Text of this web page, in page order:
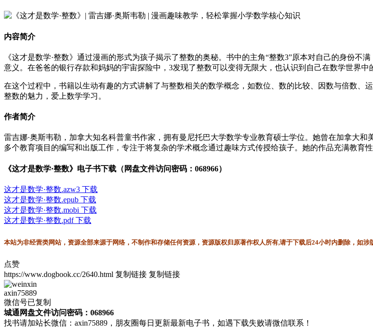
内容简介
《这才是数学·整数》通过漫画的形式为孩子揭示了整数的奥秘。书中的主角“整数3”原本对自己的身份
意义。在爸爸的银行存款和妈妈的宇宙探险中，3发现了整数可以变得无限大，也认识到自己在数学世界中
在这个过程中，书籍以生动有趣的方式讲解了与整数相关的数学概念，如数位、数的比较、因数与倍数
整数的魅力，爱上数学学习。
作者简介
雷吉娜·奥斯韦勒，加拿大知名科普童书作家，拥有曼尼托巴大学数学专业教育硕士学位。她曾在加拿大
多个教育项目的编写和出版工作，专注于将复杂的学术概念通过趣味方式传授给孩子。她的作品充满教育
《这才是数学·整数》电子书下载（网盘文件访问密码：068966）
这才是数学·整数.azw3 下载
这才是数学·整数.epub 下载
这才是数学·整数.mobi 下载
这才是数学·整数.pdf 下载
本站为非经营类网站，资源全部来源于网络，不制作和存储任何资源，资源版权归原著作权人所有,请于下载后24小时内删除，如
点赞
https://www.dogbook.cc/2640.html 复制链接 复制链接
axin75889
微信号已复制
城通网盘文件访问密码：068966
找书请加站长微信：axin75889，朋友圈每日更新最新电子书，如遇下载失败请微信联系！